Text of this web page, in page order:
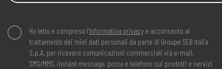
Ho letto e compreso l’Informativa privacy e acconsento al
trattamento dei miei dati personali da parte di Groupe SEB Italia
S.p.A. per ricevere comunicazioni commerciali via e-mail,
SMS/MMS, instant message, posta e telefono sui prodotti e servizi